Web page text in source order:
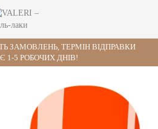
ЗАМОВЛЕНЬ, ТЕРМІН ВІДПРАВКИ
1-5 РОБОЧИХ ДНІВ!